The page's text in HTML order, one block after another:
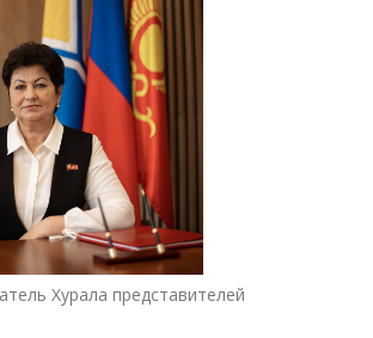
Хурала представителей